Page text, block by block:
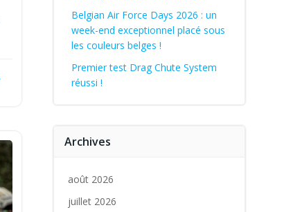
Belgian Air Force Days 2026 : un
week-end exceptionnel placé sous
les couleurs belges !
Premier test Drag Chute System
réussi !
Archives
août 2026
juillet 2026